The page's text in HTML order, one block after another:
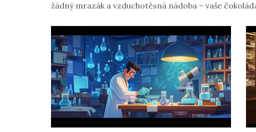
žádný mrazák a vzduchotěsná nádoba – vaše